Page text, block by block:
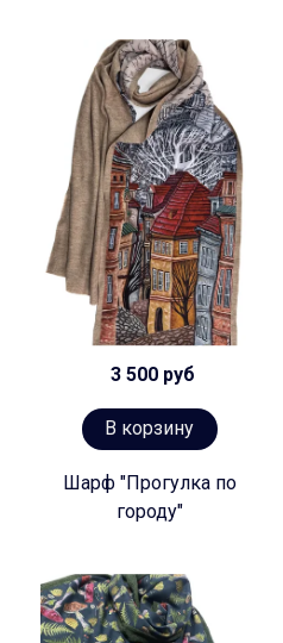
3 500 руб
В корзину
Шарф "Прогулка по
городу"